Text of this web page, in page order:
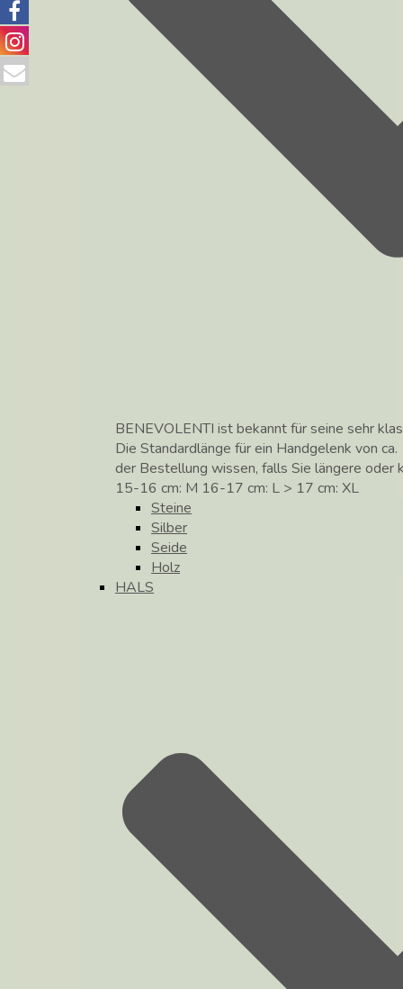
BENEVOLENTI ist bekannt für seine sehr
Die Standardlänge für ein Handgelenk von
der Bestellung wissen, falls Sie längere oder
15-16 cm: M 16-17 cm: L > 17 cm: XL
Steine
Silber
Seide
Holz
HALS